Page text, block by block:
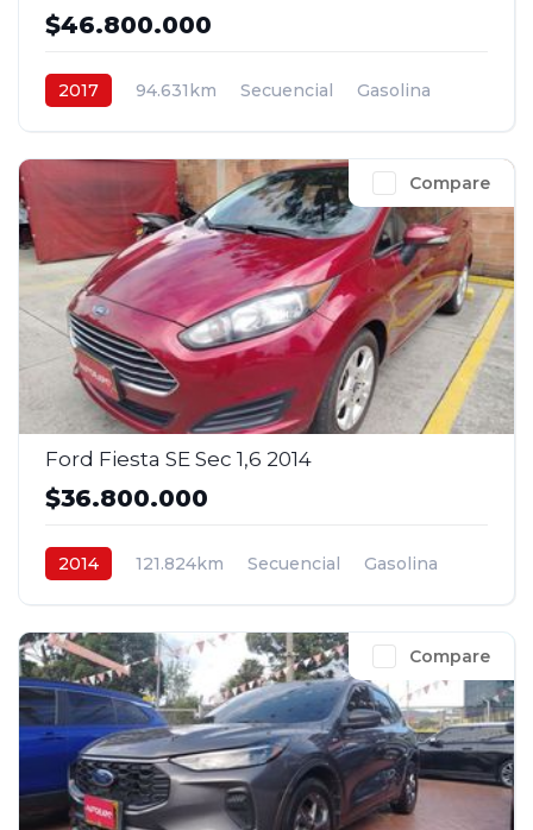
$46.800.000
2017 94.631km Secuencial
Gasolina
Compare
Ford Fiesta SE Sec 1,6 2014
$36.800.000
2014 121.824km Secuencial
Gasolina
Compare